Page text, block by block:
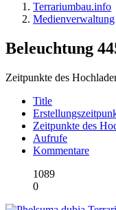
Terrariumbau.info
Medienverwaltung
Beleuchtung
Zeitpunkte des
Title
Zeitpunkte des
Aufrufe
Kommentare
1089
0